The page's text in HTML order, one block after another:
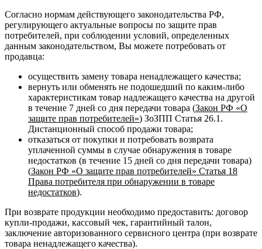
Согласно нормам действующего законодательства РФ,
регулирующего актуальные вопросы по защите прав
потребителей, при соблюдении условий, определенных
данным законодательством, Вы можете потребовать от
продавца:
осуществить замену товара ненадлежащего качества;
вернуть или обменять не подошедший по каким-либо
характеристикам товар надлежащего качества на другой
в течение 7 дней со дня передачи товара (Закон РФ «О
защите прав потребителей») ЗоЗПП Статья 26.1.
Дистанционный способ продажи товара;
отказаться от покупки и потребовать возврата
уплаченной суммы в случае обнаружения в товаре
недостатков (в течение 15 дней со дня передачи товара)
(Закон РФ «О защите прав потребителей» Статья 18
Права потребителя при обнаружении в товаре
недостатков).
При возврате продукции необходимо предоставить: договор
купли-продажи, кассовый чек, гарантийный талон,
заключение авторизованного сервисного центра (при возврате
товара ненадлежащего качества).